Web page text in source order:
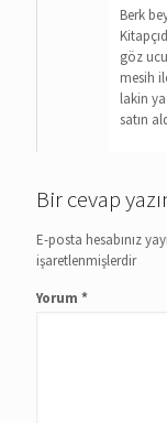
Berk
göz
mesih
lakin
satın
Bir cevap
E-posta hesabınız
işaretlenmişlerdir
Yorum *